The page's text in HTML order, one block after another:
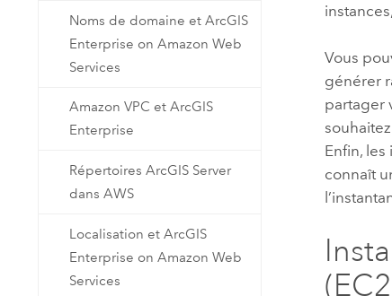
Noms de domaine et ArcGIS
Enterprise on Amazon Web
Services
Amazon VPC et ArcGIS
Enterprise
Répertoires ArcGIS Server
dans AWS
Localisation et ArcGIS
Enterprise on Amazon Web
Services
Vous
générer
partager
Enfin,
connaît